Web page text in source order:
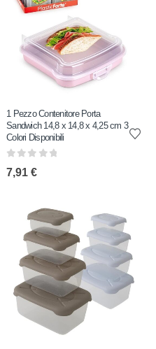
1 Pezzo Contenitore Porta
Sandwich 14,8 x 14,8 x 4,25 cm 3
Colori Disponibili
7,91 €